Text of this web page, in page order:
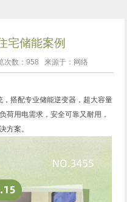
宅储能案例
次数：958 来源于：网络
搭配专业储能逆变器，超大容量
荷用电需求，安全可靠又耐用，
方案。